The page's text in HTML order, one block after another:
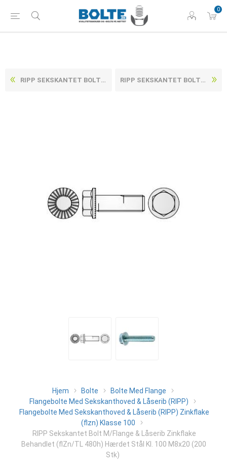
0
RIPP SEKSKANTET BOLT M/FLANGE & LÅSERIB ZINKFLAKE BEHANDLET (FLZN/TL 480H) HÆRDET STÅL KL. 100 M8X16 (200 STK) RIPP SEKSKANTET BOLT M/FLANGE & LÅSERIB ZINKFLAKE BEHANDLET (FLZN/TL 480H) HÆRDET STÅL KL. 100 M8X25 (200 STK)
Hjem Bolte
Bolte Med Flange
Flangebolte Med Sekskanthoved & Låserib (RIPP)
Flangebolte Med Sekskanthoved & Låserib (RIPP) Zinkflake
(flzn) Klasse 100
RIPP Sekskantet Bolt M/Flange & Låserib Zinkflake
Behandlet (flZn/TL 480h) Hærdet Stål Kl. 100 M8x20 (200
Stk)